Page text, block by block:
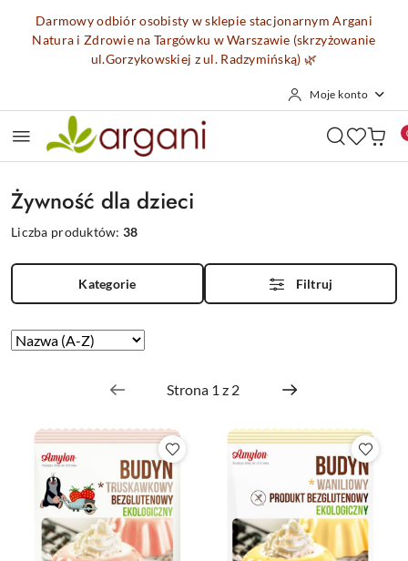
Przejdź do treści głównej
Przejdź do wyszukiwarki
Przejdź do moje konto
Przejdź do menu głównego
Przejdź do stopki
Darmowy odbiór osobisty w sklepie stacjonarnym Argani
Natura i Zdrowie na Targówku w Warszawie (skrzyżowanie
ul.Gorzykowskiej z ul. Radzymińską) 🌿
Moje konto
Żywność dla dzieci
Liczba produktów:38
Kategorie Filtruj
Zastosowano
Sortuj